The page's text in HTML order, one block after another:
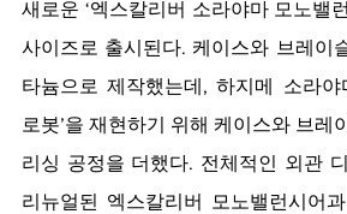
새로운 ‘엑스칼리버 소라야마 모노밸
사이즈로 출시된다. 케이스와 브레이
타늄으로 제작했는데, 하지메 소라야
로봇’을 재현하기 위해 케이스와 브레
리싱 공정을 더했다. 전체적인 외관
리뉴얼된 엑스칼리버 모노밸런시어